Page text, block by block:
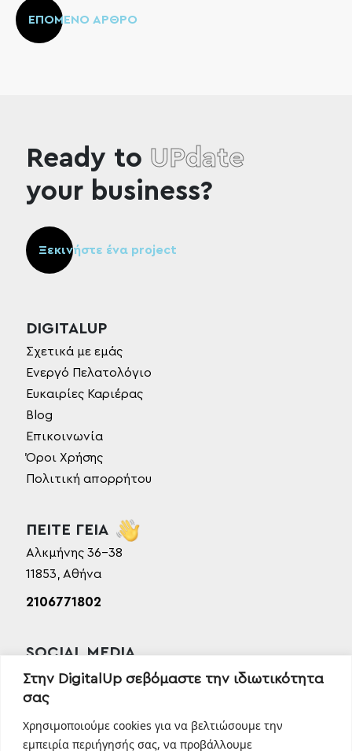
Στην DigitalUp σεβόμαστε την ιδιωτικότητα
σας
Χρησιμοποιούμε cookies για να βελτιώσουμε την
εμπειρία περιήγησής σας, να προβάλλουμε
ΕΠΟΜΕΝΟ ΑΡΘΡΟ
Ready to UPdate
your business?
Ξεκινήστε ένα project
DIGITALUP
Σχετικά με εμάς
Ενεργό Πελατολόγιο
Ευκαιρίες Καριέρας
Blog
Επικοινωνία
Όροι Χρήσης
Πολιτική απορρήτου
ΠΕΙΤΕ ΓΕΙΑ
Αλκμήνης 36-38
11853, Αθήνα
2106771802
SOCIAL MEDIA
Facebook
Instagram
TikTok